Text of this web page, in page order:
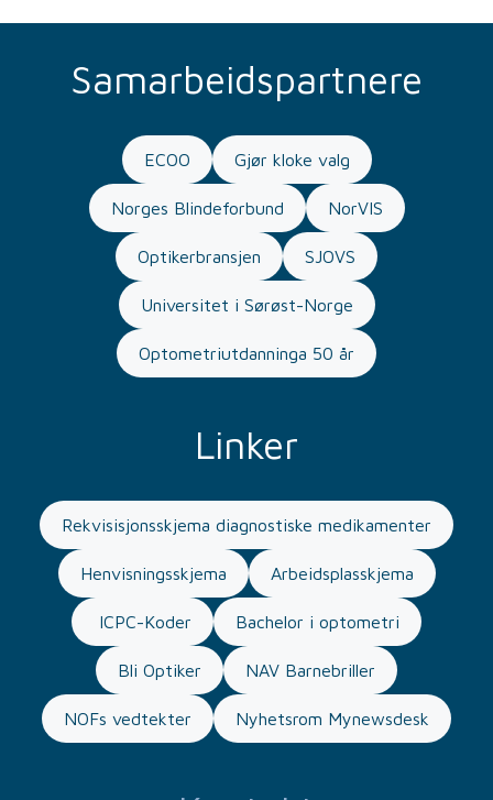
Samarbeidspartnere
ECOO Gjør kloke valg
Norges Blindeforbund NorVIS
Optikerbransjen SJOVS
Universitet i Sørøst-Norge
Optometriutdanninga 50 år
Linker
Rekvisisjonsskjema diagnostiske medikamenter
Henvisningsskjema Arbeidsplasskjema
ICPC-Koder Bachelor i optometri
Bli Optiker NAV Barnebriller
NOFs vedtekter Nyhetsrom Mynewsdesk